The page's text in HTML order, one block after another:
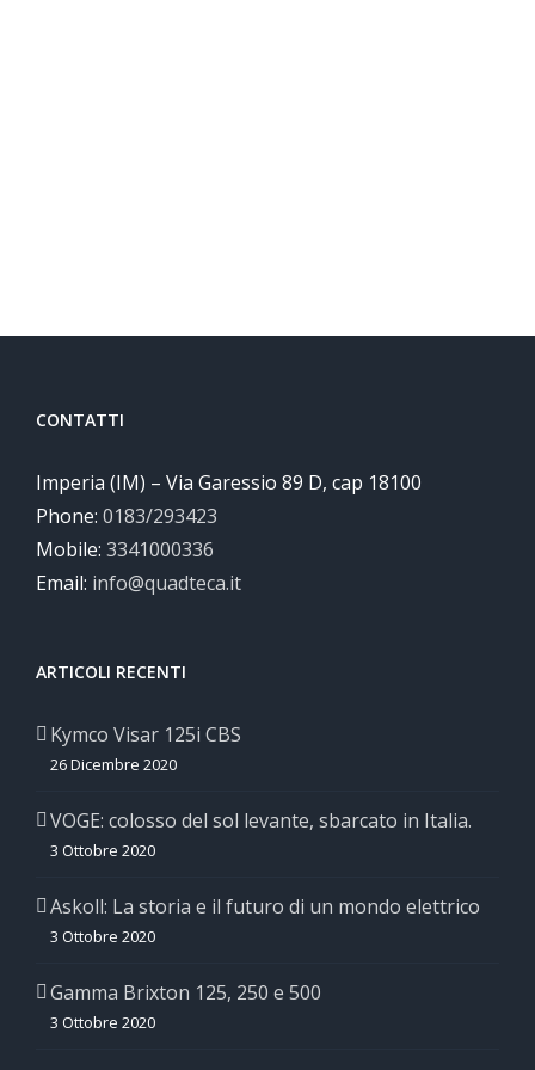
CONTATTI
Imperia (IM) – Via Garessio 89 D, cap 18100
Phone: 0183/293423
Mobile: 3341000336
Email: info@quadteca.it
ARTICOLI RECENTI
Kymco Visar 125i CBS
26 Dicembre 2020
VOGE: colosso del sol levante, sbarcato in Italia.
3 Ottobre 2020
Askoll: La storia e il futuro di un mondo elettrico
3 Ottobre 2020
Gamma Brixton 125, 250 e 500
3 Ottobre 2020